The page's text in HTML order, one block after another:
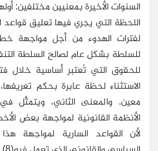
السنوات الأخيرة بمعنيين مختلفين:
اللحظة التي يجري فيها تعليق قواعد
لفترات الهدوء من أجل مواجهة
للسلطة بشكل عام لصالح السلطة
للحقوق التي تُعتبر أساسية خلال
الاستثناء لحظة عابرة بحكم
معين. والمعنى الثاني،
الأنظمة القانونية لمواجهة بعض
لأن القواعد السارية لمواجهة
السياسي والقانوني الذي تعمل فيه(8).